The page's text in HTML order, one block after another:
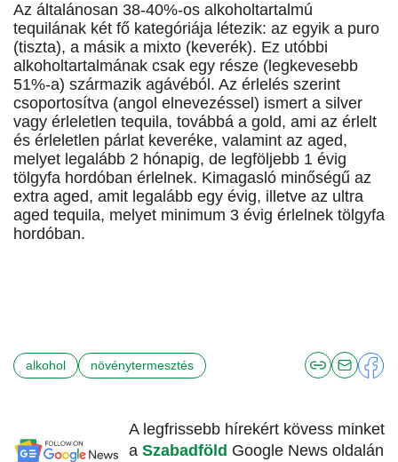
Az általánosan 38-40%-os alkoholtartalmú
tequilának két fő kategóriája létezik: az egyik a puro
(tiszta), a másik a mixto (keverék). Ez utóbbi
alkoholtartalmának csak egy része (legkevesebb
51%-a) származik agávéból. Az érlelés szerint
csoportosítva (angol elnevezéssel) ismert a silver
vagy érleletlen tequila, továbbá a gold, ami az érlelt
és érleletlen párlat keveréke, valamint az aged,
melyet legalább 2 hónapig, de legföljebb 1 évig
tölgyfa hordóban érlelnek. Kimagasló minőségű az
extra aged, amit legalább egy évig, illetve az ultra
aged tequila, melyet minimum 3 évig érlelnek tölgyfa
hordóban.
alkohol növénytermesztés
A legfrissebb hírekért kövess minket
a Szabadföld Google News oldalán